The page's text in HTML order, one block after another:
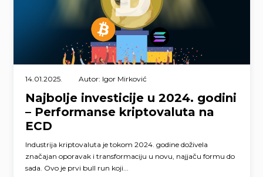
14.01.2025. Autor: Igor Mirković
Najbolje investicije u 2024. godini
– Performanse kriptovaluta na
ECD
Industrija kriptovaluta je tokom 2024. godine doživela
značajan oporavak i transformaciju u novu, najjaču formu do
sada. Ovo je prvi bull run koji...